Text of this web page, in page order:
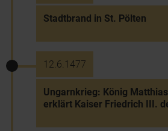
Stadtbrand in St. Pölten
12.6.1477
Ungarnkrieg: König
erklärt Kaiser Friedrich III.